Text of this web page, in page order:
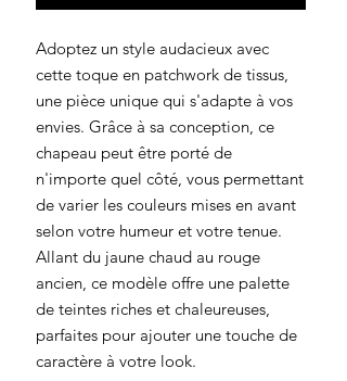
Adoptez un style audacieux avec
cette toque en patchwork de tissus,
une pièce unique qui s'adapte à vos
envies. Grâce à sa conception, ce
chapeau peut être porté de
n'importe quel côté, vous permettant
de varier les couleurs mises en avant
selon votre humeur et votre tenue.
Allant du jaune chaud au rouge
ancien, ce modèle offre une palette
de teintes riches et chaleureuses,
parfaites pour ajouter une touche de
caractère à votre look.